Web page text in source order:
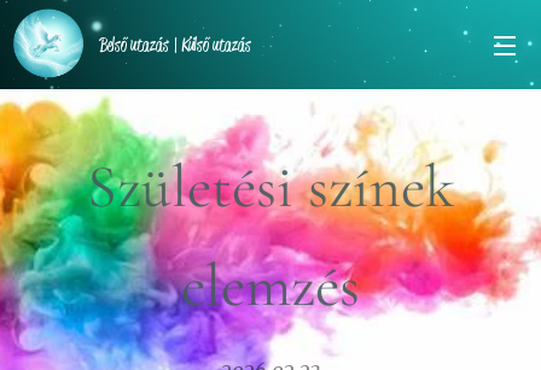
Belső utazás | Külső utazás
Születési színek
elemzés